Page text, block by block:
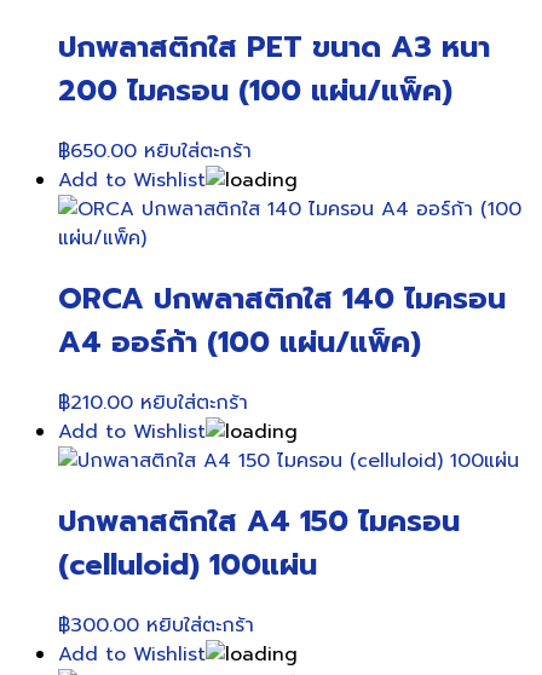
ปกพลาสติกใส PET ขนาด A3 หนา
200 ไมครอน (100 แผ่น/แพ็ค)
฿650.00 หยิบใส่ตะกร้า
Add to Wishlist
ORCA ปกพลาสติกใส 140 ไมครอน
A4 ออร์ก้า (100 แผ่น/แพ็ค)
฿210.00 หยิบใส่ตะกร้า
Add to Wishlist
ปกพลาสติกใส A4 150 ไมครอน
(celluloid) 100แผ่น
฿300.00 หยิบใส่ตะกร้า
Add to Wishlist